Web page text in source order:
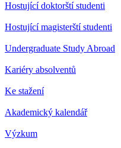
Hostující doktorští studenti
Hostující magisterští studenti
Undergraduate Study Abroad
Kariéry absolventů
Ke stažení
Akademický kalendář
Výzkum